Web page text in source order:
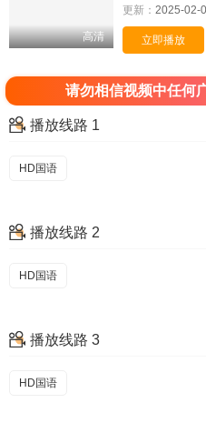
高清
更新： 2025-02-
立即播放
请勿相信视频中任何
播放线路 1
HD国语
播放线路 2
HD国语
播放线路 3
HD国语